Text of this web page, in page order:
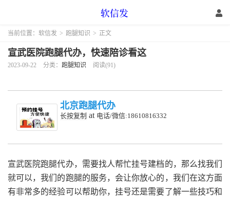
当前位置： 软信发 > 跑腿知识 > 正文
宣武医院跑腿代办，快速陪诊看这
2023-09-22 分类： 跑腿知识 阅读(91)
北京跑腿代办
长按复制 at 电话/微信:18610816332
宣武医院跑腿代办，需要找人帮忙挂号建档的，那么找我们
就可以，我们的跑腿的服务，会让你放心的，我们在这方面
有非常多的经验可以帮助你，挂号还是需要了解一些技巧和